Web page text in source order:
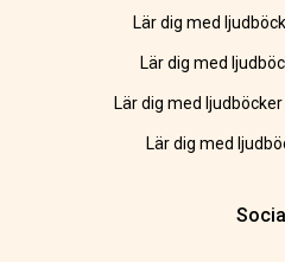
Lär dig med
Lär dig med
Lär dig med
Lär dig med